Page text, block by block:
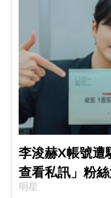
李浚赫X帳號遭
查看私訊」粉
明星